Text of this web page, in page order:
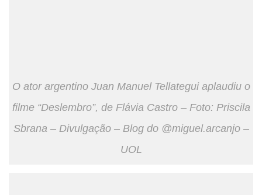
O ator argentino Juan Manuel Tellategui aplaudiu o
filme “Deslembro”, de Flávia Castro – Foto: Priscila
Sbrana – Divulgação – Blog do @miguel.arcanjo –
UOL